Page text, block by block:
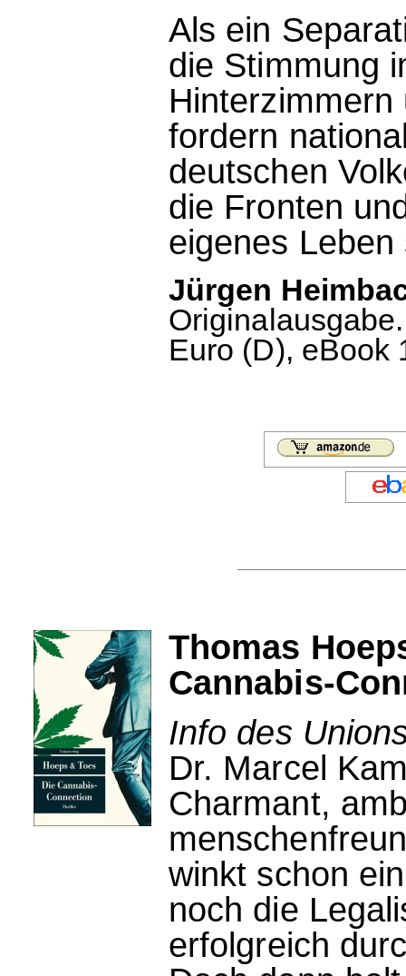
Als ein
die Stimmung
fordern
deutschen
die Fronten
eigenes
Jürgen
Euro (D), eBook
Thomas
Cannabis-
Info des
Dr. Marcel
Charmant,
winkt schon
noch die
erfolgreich